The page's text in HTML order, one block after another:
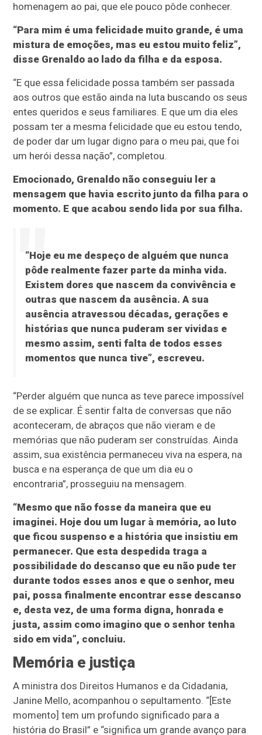
homenagem ao pai, que ele pouco pôde conhecer.
“Para mim é uma felicidade muito grande, é uma
mistura de emoções, mas eu estou muito feliz”,
disse Grenaldo ao lado da filha e da esposa.
“E que essa felicidade possa também ser passada
aos outros que estão ainda na luta buscando os seus
entes queridos e seus familiares. E que um dia eles
possam ter a mesma felicidade que eu estou tendo,
de poder dar um lugar digno para o meu pai, que foi
um herói dessa nação”, completou.
Emocionado, Grenaldo não conseguiu ler a
mensagem que havia escrito junto da filha para o
momento. E que acabou sendo lida por sua filha.
“Hoje eu me despeço de alguém que nunca
pôde realmente fazer parte da minha vida.
Existem dores que nascem da convivência e
outras que nascem da ausência. A sua
ausência atravessou décadas, gerações e
histórias que nunca puderam ser vividas e
mesmo assim, senti falta de todos esses
momentos que nunca tive”, escreveu.
“Perder alguém que nunca as teve parece impossível
de se explicar. É sentir falta de conversas que não
aconteceram, de abraços que não vieram e de
memórias que não puderam ser construídas. Ainda
assim, sua existência permaneceu viva na espera, na
busca e na esperança de que um dia eu o
encontraria”, prosseguiu na mensagem.
“Mesmo que não fosse da maneira que eu
imaginei. Hoje dou um lugar à memória, ao luto
que ficou suspenso e a história que insistiu em
permanecer. Que esta despedida traga a
possibilidade do descanso que eu não pude ter
durante todos esses anos e que o senhor, meu
pai, possa finalmente encontrar esse descanso
e, desta vez, de uma forma digna, honrada e
justa, assim como imagino que o senhor tenha
sido em vida”, concluiu.
Memória e justiça
A ministra dos Direitos Humanos e da Cidadania,
Janine Mello, acompanhou o sepultamento. “[Este
momento] tem um profundo significado para a
história do Brasil” e “significa um grande avanço para